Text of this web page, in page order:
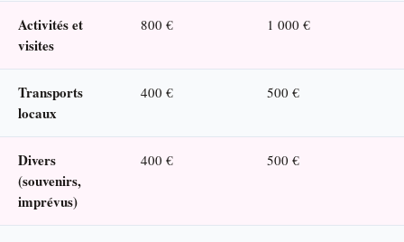
Activités et
visites
800 € 1 000 €
Transports
locaux
400 € 500 €
Divers
(souvenirs,
imprévus)
400 € 500 €